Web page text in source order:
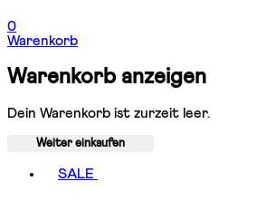
0
Warenkorb
Warenkorb anzeigen
Dein Warenkorb ist zurzeit leer.
Weiter einkaufen
SALE